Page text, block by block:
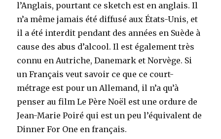
l’Anglais, pourtant ce sketch est en anglais. Il
n’a même jamais été diffusé aux États-Unis, et
il a été interdit pendant des années en Suède à
cause des abus d’alcool. Il est également très
connu en Autriche, Danemark et Norvège. Si
un Français veut savoir ce que ce court-
métrage est pour un Allemand, il n’a qu’à
penser au film Le Père Noël est une ordure de
Jean-Marie Poiré qui est un peu l’équivalent de
Dinner For One en français.